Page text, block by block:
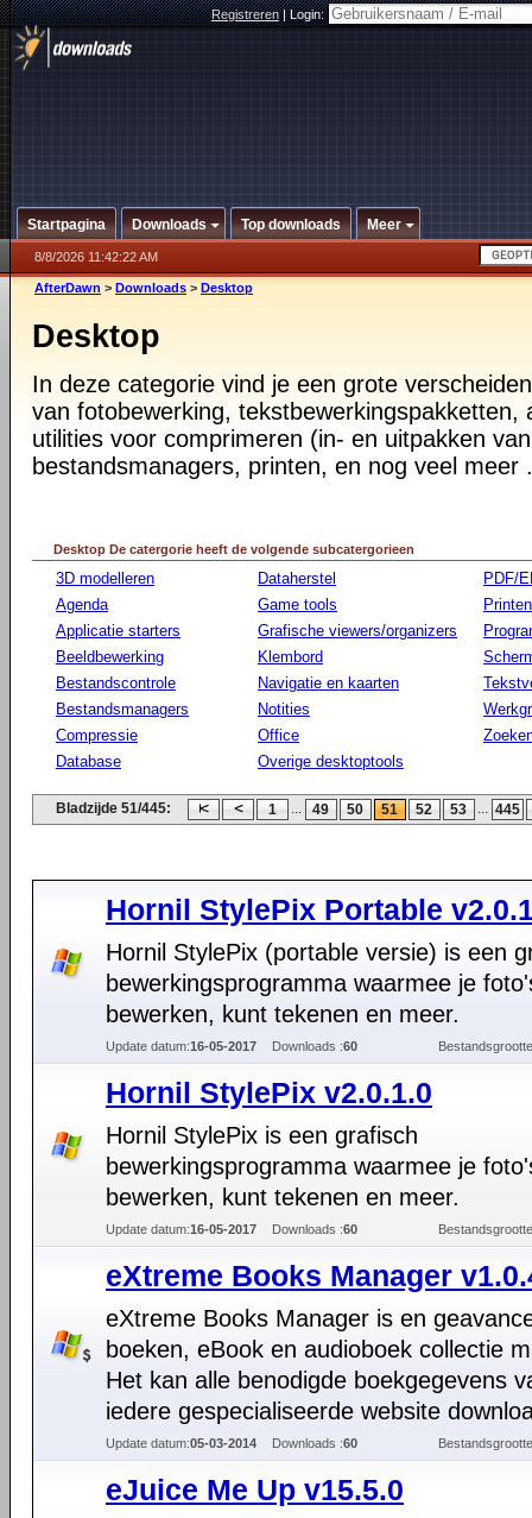
Registreren|Login:
Startpagina Downloads Top downloads Meer
8/8/2026 11:42:22 AM
AfterDawn > Downloads > Desktop
Desktop
In deze categorie vind je een grote
van fotobewerking, tekstbewerkingspakketten,
utilities voor comprimeren (in- en uitpakken
bestandsmanagers, printen, en nog veel meer
Desktop De catergorie heeft de volgende subcatergorieen
3D modelleren
Agenda
Applicatie starters
Beeldbewerking
Bestandscontrole
Bestandsmanagers
Compressie
Database
Dataherstel
Game tools
Grafische viewers/organizers
Klembord
Navigatie en kaarten
Notities
Office
Overige desktoptools
PDF/
Printen
Bladzijde 51/445: 1 ... 49 50 51 52 53 ... 445
Hornil StylePix Portable
Hornil StylePix (portable versie) is een
bewerkingsprogramma waarmee je
bewerken, kunt tekenen en meer.
Update datum:16-05-2017 Downloads :60
Hornil StylePix v2.0.1.0
Hornil StylePix is een grafisch
bewerkingsprogramma waarmee je
bewerken, kunt tekenen en meer.
Update datum:16-05-2017 Downloads :60
eXtreme Books Manager
eXtreme Books Manager is en
boeken, eBook en audioboek collectie
Het kan alle benodigde boekgegevens
iedere gespecialiseerde website
Update datum:05-03-2014 Downloads :60
eJuice Me Up v15.5.0